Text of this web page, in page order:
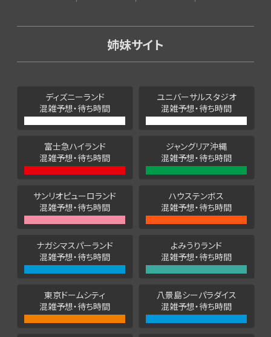
姉妹サイト
ディズニーランド
混雑予想・待ち時間
ユニバーサルスタジオ
混雑予想・待ち時間
富士急ハイランド
混雑予想・待ち時間
ジャングリア沖縄
混雑予想・待ち時間
サンリオピューロランド
混雑予想・待ち時間
ハウステンボス
混雑予想・待ち時間
ナガシマスパーランド
混雑予想・待ち時間
よみうりランド
混雑予想・待ち時間
東京ドームシティ
混雑予想・待ち時間
八景島シーパラダイス
混雑予想・待ち時間